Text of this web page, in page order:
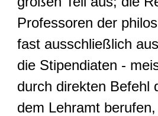
Professoren der
fast ausschließlich
die Stipendiaten -
durch direkten Befehl
dem Lehramt